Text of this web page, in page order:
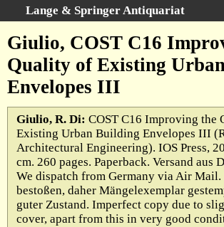
Lange & Springer Antiquariat
Startseite
Erweiterte Suche
Kategorien
Schlagwörter
Gesamtbestand
Warenkorb
Ankauf
AGB
Widerruf
Giulio, COST C16
Quality of Existing
Envelopes III
Giulio, R. Di: COST C16 Improving the
Existing Urban Building Envelopes III
Architectural Engineering). IOS Press,
cm. 260 pages. Paperback. Versand aus
We dispatch from Germany via Air Mail.
bestoßen, daher Mängelexemplar
guter Zustand. Imperfect copy due to
cover, apart from this in very good